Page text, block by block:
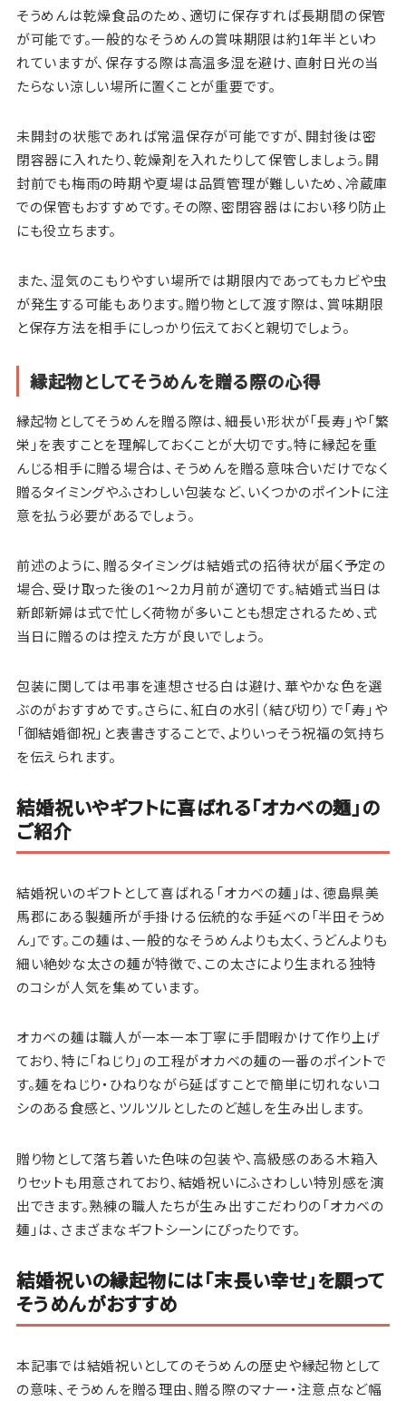
そうめんは乾燥食品のため、適切に保存すれば長期間の保管
が可能です。一般的なそうめんの賞味期限は約1年半といわ
れていますが、保存する際は高温多湿を避け、直射日光の当
たらない涼しい場所に置くことが重要です。
未開封の状態であれば常温保存が可能ですが、開封後は密
閉容器に入れたり、乾燥剤を入れたりして保管しましょう。開
封前でも梅雨の時期や夏場は品質管理が難しいため、冷蔵庫
での保管もおすすめです。その際、密閉容器はにおい移り防止
にも役立ちます。
また、湿気のこもりやすい場所では期限内であってもカビや虫
が発生する可能もあります。贈り物として渡す際は、賞味期限
と保存方法を相手にしっかり伝えておくと親切でしょう。
縁起物としてそうめんを贈る際の心得
縁起物としてそうめんを贈る際は、細長い形状が「長寿」や「繁
栄」を表すことを理解しておくことが大切です。特に縁起を重
んじる相手に贈る場合は、そうめんを贈る意味合いだけでなく
贈るタイミングやふさわしい包装など、いくつかのポイントに注
意を払う必要があるでしょう。
前述のように、贈るタイミングは結婚式の招待状が届く予定の
場合、受け取った後の1～2カ月前が適切です。結婚式当日は
新郎新婦は式で忙しく荷物が多いことも想定されるため、式
当日に贈るのは控えた方が良いでしょう。
包装に関しては弔事を連想させる白は避け、華やかな色を選
ぶのがおすすめです。さらに、紅白の水引（結び切り）で「寿」や
「御結婚御祝」と表書きすることで、よりいっそう祝福の気持ち
を伝えられます。
結婚祝いやギフトに喜ばれる「オカベの麺」の
ご紹介
結婚祝いのギフトとして喜ばれる「オカベの麺」は、徳島県美
馬郡にある製麺所が手掛ける伝統的な手延べの「半田そうめ
ん」です。この麺は、一般的なそうめんよりも太く、うどんよりも
細い絶妙な太さの麺が特徴で、この太さにより生まれる独特
のコシが人気を集めています。
オカベの麺は職人が一本一本丁寧に手間暇かけて作り上げ
ており、特に「ねじり」の工程がオカベの麺の一番のポイントで
す。麺をねじり・ひねりながら延ばすことで簡単に切れないコ
シのある食感と、ツルツルとしたのど越しを生み出します。
贈り物として落ち着いた色味の包装や、高級感のある木箱入
りセットも用意されており、結婚祝いにふさわしい特別感を演
出できます。熟練の職人たちが生み出すこだわりの「オカベの
麺」は、さまざまなギフトシーンにぴったりです。
結婚祝いの縁起物には「末長い幸せ」を願って
そうめんがおすすめ
本記事では結婚祝いとしてのそうめんの歴史や縁起物として
の意味、そうめんを贈る理由、贈る際のマナー・注意点など幅